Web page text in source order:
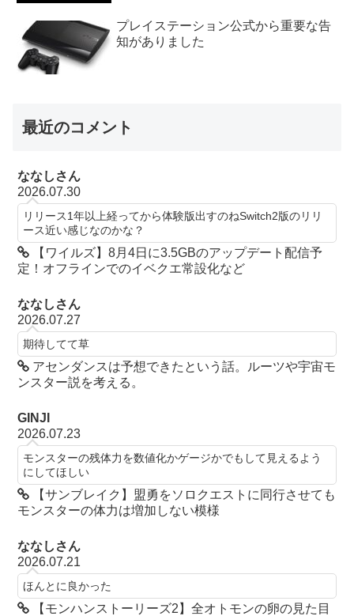
プレイステーション公式から重要な告
知がありました
最近のコメント
ななしさん
2026.07.30
リリース1年以上経ってから体験版出すのねSwitch2版のリリ
ース近い感じなのかな？
【ワイルズ】8月4日に3.5GBのアップデート配信予
定！オフラインでのイベクエ常設化など
ななしさん
2026.07.27
期待してて草
アセンダンスは予想できたという話。ルーツや宇宙モ
ンスター説を考える。
GINJI
2026.07.23
モンスターの残体力を数値化かゲージかでもして見えるよう
にしてほしい
【サンブレイク】盟勇をソロクエストに同行させても
モンスターの体力は増加しない模様
ななしさん
2026.07.21
ほんとに良かった
【モンハンストーリーズ2】全オトモンの卵の見た目